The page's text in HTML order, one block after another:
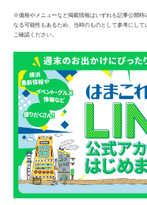
※価格やメニューなど掲載情報はいずれも記事公開時
なる可能性もあるため、当時のものとして参考にし
ご確認ください。